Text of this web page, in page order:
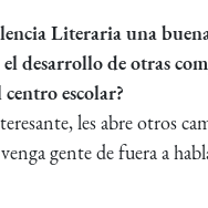
Literaria una
desarrollo de otras
escolar?
les abre otros
gente de fuera a